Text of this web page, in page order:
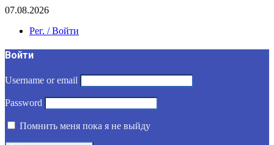
07.08.2026
Рег. / Войти
Войти
Username or email
Password
Помнить меня пока я не выйду